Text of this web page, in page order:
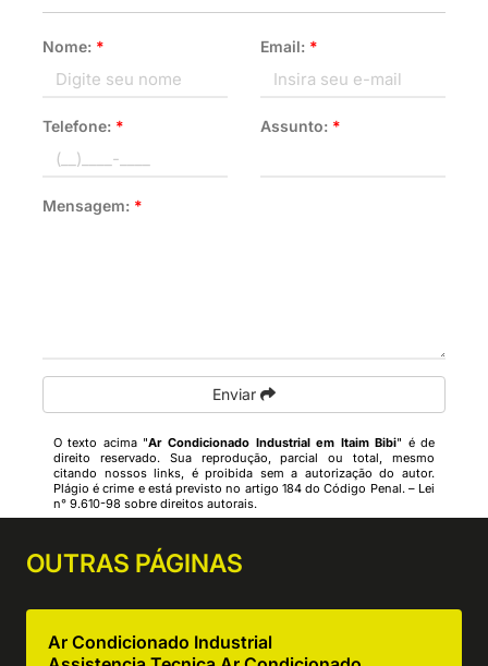
Nome: * Email: *
Telefone: * Assunto: *
Mensagem: *
Enviar
O texto acima "Ar Condicionado Industrial em Itaim Bibi" é de
direito reservado. Sua reprodução, parcial ou total, mesmo
citando nossos links, é proibida sem a autorização do autor.
Plágio é crime e está previsto no artigo 184 do Código Penal. – Lei
n° 9.610-98 sobre direitos autorais.
OUTRAS PÁGINAS
Ar Condicionado Industrial